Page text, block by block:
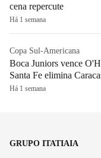
cena repercute
Há 1 semana
Copa Sul-Americana
Boca Juniors vence
Santa Fe elimina
Há 1 semana
GRUPO ITATIAIA